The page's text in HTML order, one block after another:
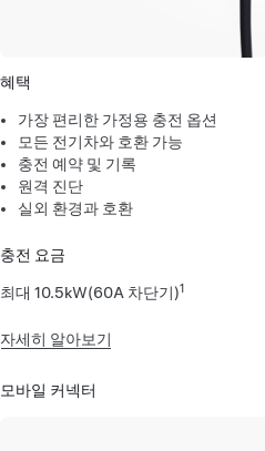
혜택
가장 편리한 가정용 충전 옵션
모든 전기차와 호환 가능
충전 예약 및 기록
원격 진단
실외 환경과 호환
충전 요금
최대 10.5kW(60A 차단기)1
자세히 알아보기
모바일 커넥터